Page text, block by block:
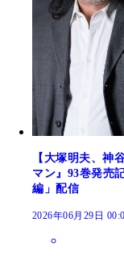
【大塚明夫、神
マン』93巻発売
編」配信
2026年06月29日